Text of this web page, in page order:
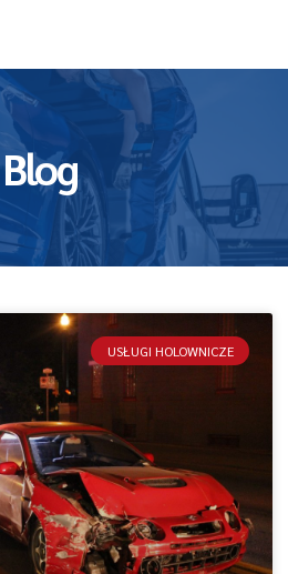
Blog
USŁUGI HOLOWNICZE